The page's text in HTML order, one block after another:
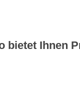
bietet Ihnen